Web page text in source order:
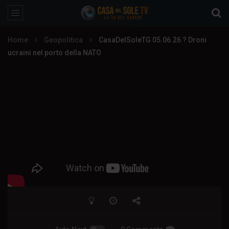
Home Geopolitica
CasaDelSoleTG 05.06.26 ? Droni
ucraini nel porto della NATO